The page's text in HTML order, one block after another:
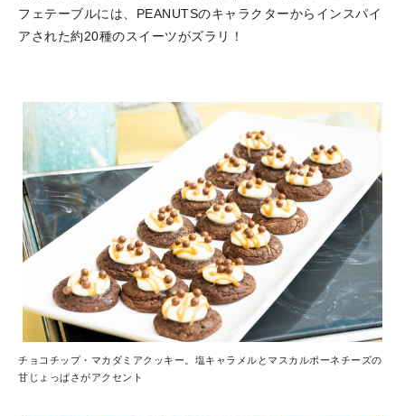
フェテーブルには、PEANUTSのキャラクターからインスパイ
アされた約20種のスイーツがズラリ！
チョコチップ・マカダミアクッキー。塩キャラメルとマスカルポーネチーズの
甘じょっぱさがアクセント